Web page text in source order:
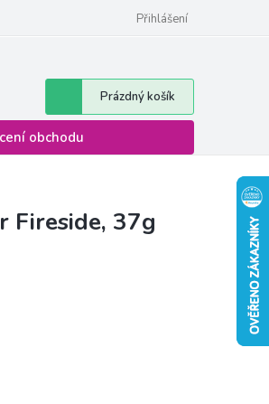
pro odstoupení od smlouvy
Přihlášení
Nákupní
košík
Prázdný košík
obchodu
Fireside, 37g